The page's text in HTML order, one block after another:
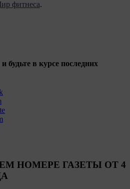
фитнеса.
в курсе последних
НОМЕРЕ ГАЗЕТЫ ОТ 4